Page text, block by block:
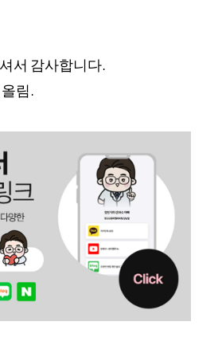
서 감사합니다.
림.